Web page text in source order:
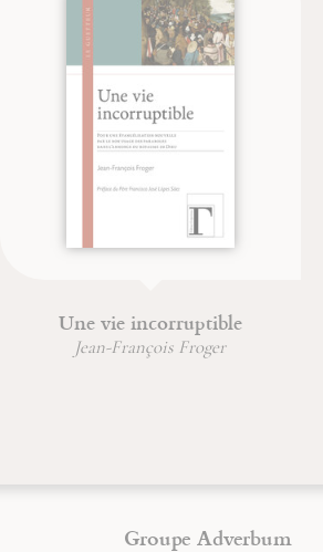
Une vie incorruptible
Jean-François Froger
Groupe Adverbum